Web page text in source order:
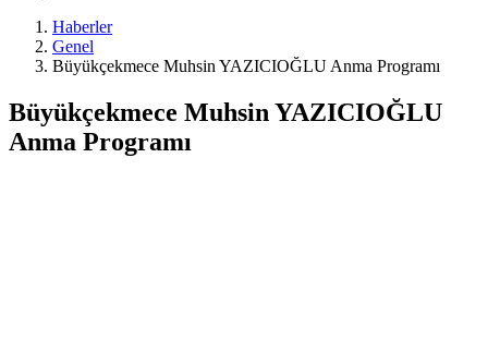
Haberler
Genel
Büyükçekmece Muhsin YAZICIOĞLU Anma Programı
Büyükçekmece Muhsin YAZICIOĞLU
Anma Programı